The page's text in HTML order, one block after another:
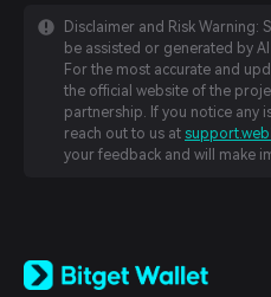
Disclaimer and Risk Warning:
be assisted or generated by
For the most accurate and
the official website of the
partnership. If you notice any
reach out to us at
your feedback and will make
日本語